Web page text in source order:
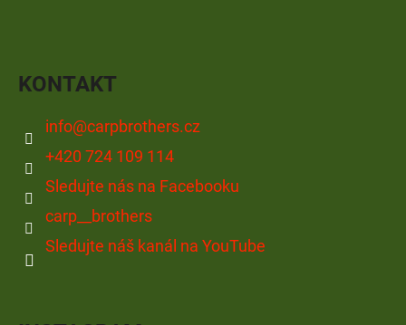
KONTAKT
info@carpbrothers.cz
+420 724 109 114
Sledujte nás na Facebooku
carp__brothers
Sledujte náš kanál na YouTube